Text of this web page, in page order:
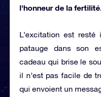
l'honneur de la
L’excitation est
patauge dans son
cadeau qui brise le
il n’est pas facile de
qui envoient un